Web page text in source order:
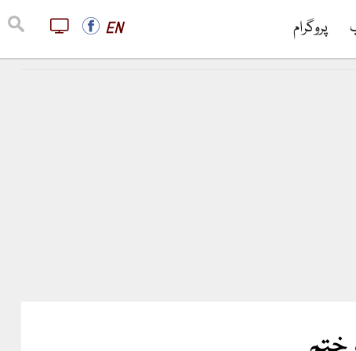
پروگرام EN